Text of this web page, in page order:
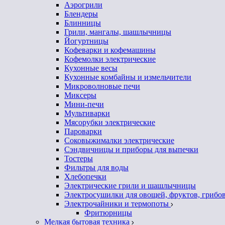
Аэрогрили
Блендеры
Блинницы
Грили, мангалы, шашлычницы
Йогуртницы
Кофеварки и кофемашины
Кофемолки электрические
Кухонные весы
Кухонные комбайны и измельчители
Микроволновые печи
Миксеры
Мини-печи
Мультиварки
Мясорубки электрические
Пароварки
Соковыжималки электрические
Сэндвичницы и приборы для выпечки
Тостеры
Фильтры для воды
Хлебопечки
Электрические грили и шашлычницы
Электросушилки для овощей, фруктов,
Электрочайники и термопоты
Фритюрницы
Мелкая бытовая техника